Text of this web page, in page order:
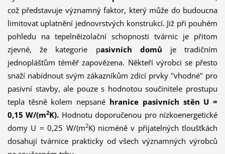
což představuje významný faktor, který může do budoucna
limitovat uplatnění jednovrstvých konstrukcí. Již při pouhém
pohledu na tepelněizolační schopnosti tvárnic je přitom
zjevné, že kategorie pasivních domů je tradičním
jednoplášťům téměř zapovězena. Někteří výrobci se přesto
snaží nabídnout svým zákazníkům zdicí prvky "vhodné" pro
pasivní stavby, ale pouze s hodnotou součinitele prostupu
tepla těsně kolem nepsané hranice pasivních stěn U =
0,15 W/(m2K). Hodnotu doporučenou pro nízkoenergetické
domy U = 0,25 W/(m2K) nicméně v přijatelných tloušťkách
dosahují tvárnice prakticky od všech významných výrobců